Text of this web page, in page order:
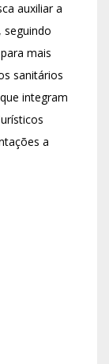
auxiliar a
seguindo
para mais
sanitários
integram
a